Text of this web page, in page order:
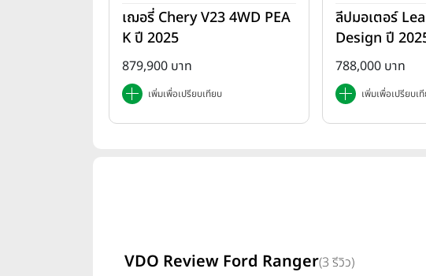
เฌอรี่ Chery V23 4WD PEA
K ปี 2025
879,900 บาท
เพิ่มเพื่อเปรียบเทียบ
ลีปมอเตอร์
Design ปี
788,000 บาท
เพิ่มเพื่อเปรียบเ
VDO Review Ford Ranger(3 รีวิว)